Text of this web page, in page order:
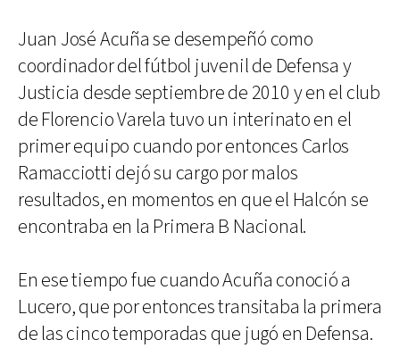
Juan José Acuña se desempeñó como
coordinador del fútbol juvenil de Defensa y
Justicia desde septiembre de 2010 y en el club
de Florencio Varela tuvo un interinato en el
primer equipo cuando por entonces Carlos
Ramacciotti dejó su cargo por malos
resultados, en momentos en que el Halcón se
encontraba en la Primera B Nacional.
En ese tiempo fue cuando Acuña conoció a
Lucero, que por entonces transitaba la primera
de las cinco temporadas que jugó en Defensa.